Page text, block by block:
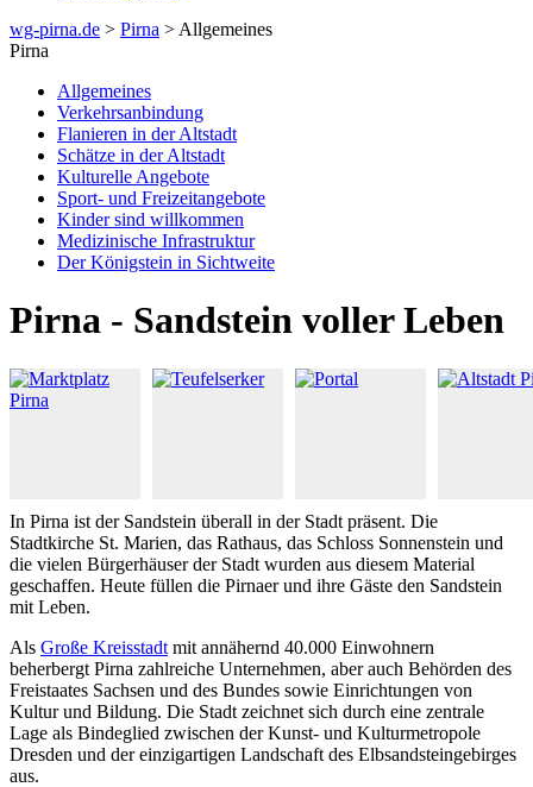
wg-pirna.de > Pirna > Allgemeines
Pirna
Allgemeines
Verkehrsanbindung
Flanieren in der Altstadt
Schätze in der Altstadt
Kulturelle Angebote
Sport- und Freizeitangebote
Kinder sind willkommen
Medizinische Infrastruktur
Der Königstein in Sichtweite
Pirna - Sandstein voller Leben
In Pirna ist der Sandstein überall in der Stadt präsent. Die
Stadtkirche St. Marien, das Rathaus, das Schloss Sonnenstein und
die vielen Bürgerhäuser der Stadt wurden aus diesem Material
geschaffen. Heute füllen die Pirnaer und ihre Gäste den Sandstein
mit Leben.
Als Große Kreisstadt mit annähernd 40.000 Einwohnern
beherbergt Pirna zahlreiche Unternehmen, aber auch Behörden des
Freistaates Sachsen und des Bundes sowie Einrichtungen von
Kultur und Bildung. Die Stadt zeichnet sich durch eine zentrale
Lage als Bindeglied zwischen der Kunst- und Kulturmetropole
Dresden und der einzigartigen Landschaft des Elbsandsteingebirges
aus.